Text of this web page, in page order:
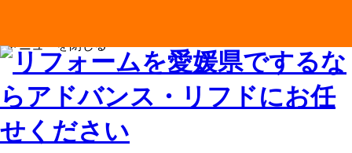
メニューを閉じる